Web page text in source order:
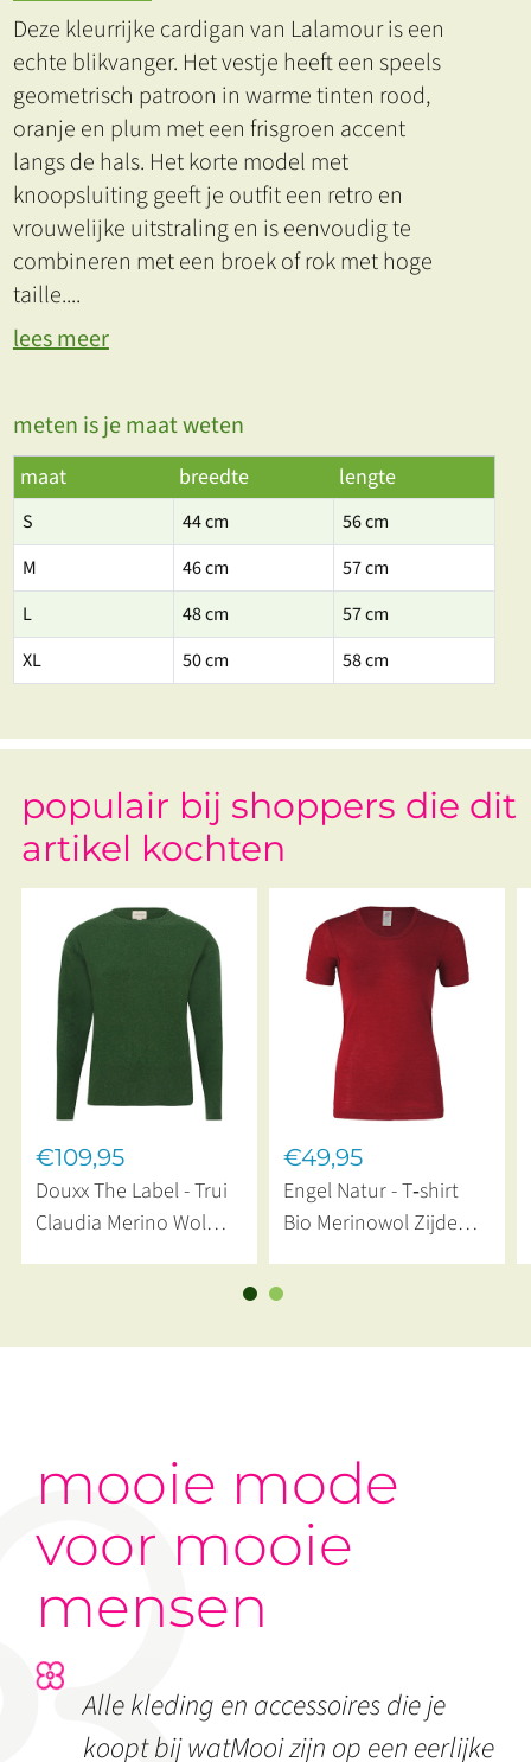
Deze kleurrijke cardigan van Lalamour is een
echte blikvanger. Het vestje heeft een speels
geometrisch patroon in warme tinten rood,
oranje en plum met een frisgroen accent
langs de hals. Het korte model met
knoopsluiting geeft je outfit een retro en
vrouwelijke uitstraling en is eenvoudig te
combineren met een broek of rok met hoge
taille....
lees meer
meten is je maat weten
maat breedte lengte
S 44 cm
56 cm
M
46 cm
57 cm
L
48 cm
57 cm
XL
50 cm 58 cm
populair bij shoppers die dit
artikel kochten
€109,95
Douxx The Label - Trui
Claudia Merino Wol
€49,95
Engel Natur - T‑shirt
Bio Merinowol Zijde
mooie mode
voor mooie
mensen
Alle kleding en accessoires die je
koopt bij watMooi zijn op een eerlijke